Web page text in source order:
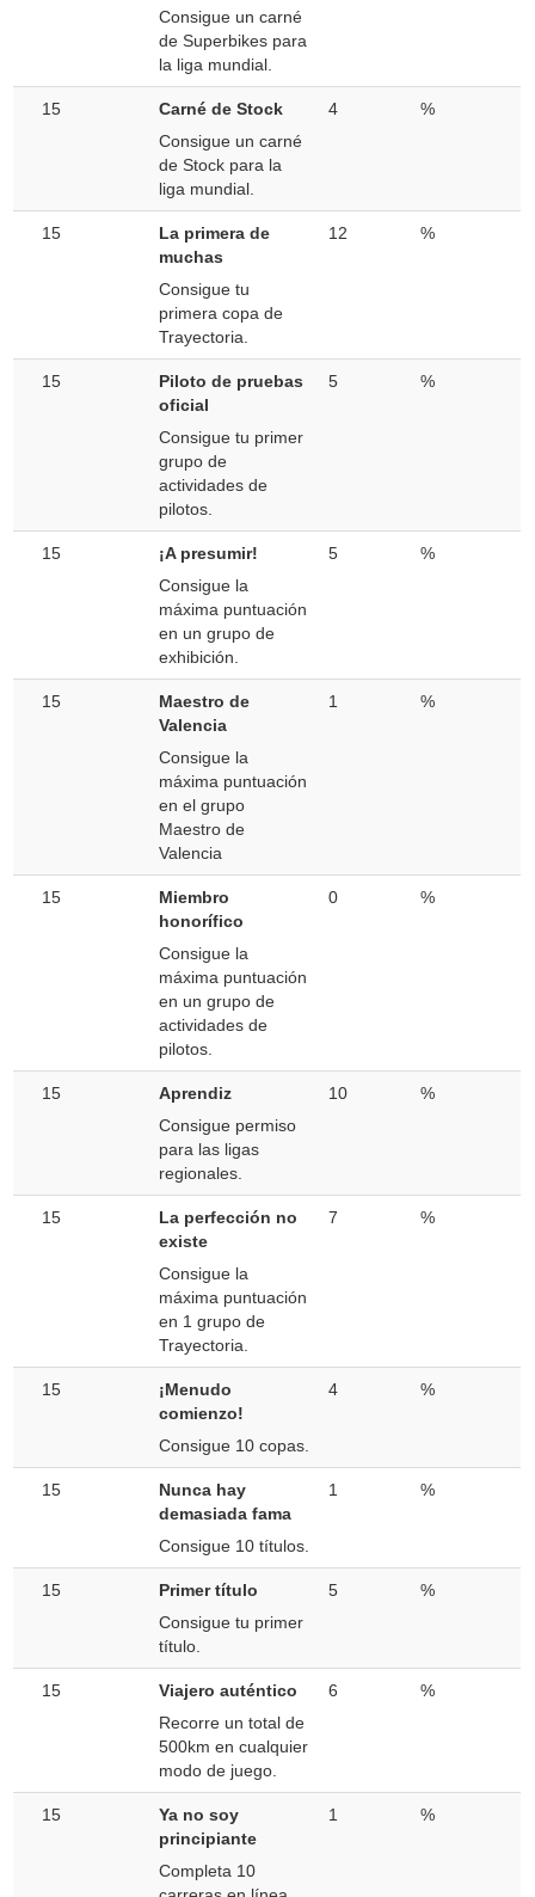
Consigue un carné
de Superbikes para
la liga mundial.
15
Carné de Stock
Consigue un carné
de Stock para la
liga mundial.
4 %
15
La primera de
muchas
Consigue tu
primera copa de
Trayectoria.
12 %
15
Piloto de pruebas
oficial
Consigue tu primer
grupo de
actividades de
pilotos.
5 %
15
¡A presumir!
Consigue la
máxima puntuación
en un grupo de
exhibición.
5 %
15
Maestro de
Valencia
Consigue la
máxima puntuación
en el grupo
Maestro de
Valencia
1 %
15
Miembro
honorífico
Consigue la
máxima puntuación
en un grupo de
actividades de
pilotos.
0 %
15
Aprendiz
Consigue permiso
para las ligas
regionales.
10 %
15
La perfección no
existe
Consigue la
máxima puntuación
en 1 grupo de
Trayectoria.
7 %
15
¡Menudo
comienzo!
Consigue 10 copas.
4 %
15
Nunca hay
demasiada fama
Consigue 10 títulos.
1 %
15
Primer título
Consigue tu primer
título.
5 %
15
Viajero auténtico
Recorre un total de
500km en cualquier
modo de juego.
6 %
15
Ya no soy
principiante
Completa 10
1 %